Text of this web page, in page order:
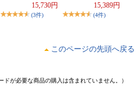
15,730円
(3件)
15,389円
(4件)
このページの先頭へ戻る
が必要な商品の購入は含まれていません。）